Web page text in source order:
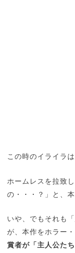
この時のイライラ
ホームレスを拉致
の・・・？」と、
いや、でもそれも
が、本作をホラー
賞者が「主人公た